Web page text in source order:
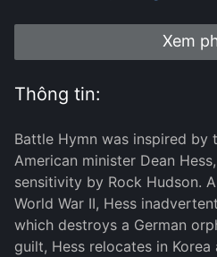
Xem
Thông tin:
Battle Hymn was inspired by
American minister Dean
sensitivity by Rock Hudson.
World War II, Hess
which destroys a German
guilt, Hess relocates in